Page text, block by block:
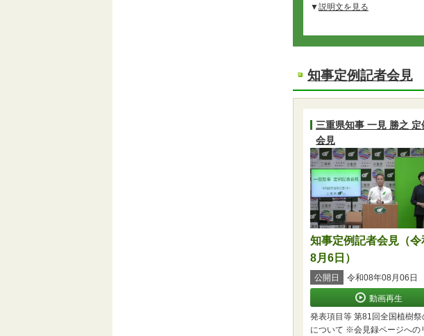
説明文を見る
知事定例記者会見
三重県知事 一見 勝之 定
会見
知事定例記者会見（令
8月6日）
公開日 令和08年08月06日
動画再生
発表項目等 第81回全国植樹祭
について ※会見録ページへの